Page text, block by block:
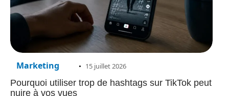
Marketing 15 juillet 2026
Pourquoi utiliser trop de hashtags sur TikTok peut
nuire à vos vues